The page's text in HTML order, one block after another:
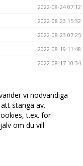
2022-08-24 07:12
2022-08-23 15:32
2022-08-23 07:25
2022-08-19 11:48
2022-08-17 10:34
2022-08-04 15:09
2022-08-03 07:31
2022-07-23 18:00
vi nödvändiga
stänga av.
t.ex. för
om du vill